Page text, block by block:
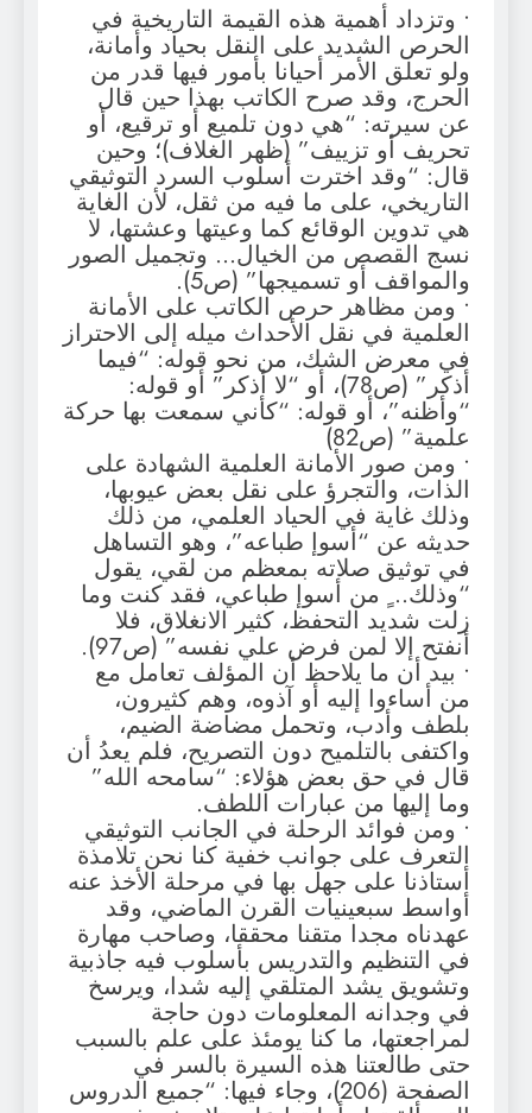
• وتزداد أهمية هذه القيمة التاريخية في
الحرص الشديد على النقل بحياد وأمانة،
ولو تعلق الأمر أحيانا بأمور فيها قدر من
الحرج، وقد صرح الكاتب بهذا حين قال
عن سيرته: “هي دون تلميع أو ترقيع، أو
تحريف أو تزييف” (ظهر الغلاف)؛ وحين
قال: “وقد اخترت أسلوب السرد التوثيقي
التاريخي، على ما فيه من ثقل، لأن الغاية
هي تدوين الوقائع كما وعيتها وعشتها، لا
نسج القصص من الخيال… وتجميل الصور
والمواقف أو تسميجها” (ص5).
• ومن مظاهر حرص الكاتب على الأمانة
العلمية في نقل الأحداث ميله إلى الاحتراز
في معرض الشك، من نحو قوله: “فيما
أذكر” (ص78)، أو “لا أذكر” أو قوله:
“وأظنه”، أو قوله: “كأني سمعت بها حركة
علمية” (ص82)
• ومن صور الأمانة العلمية الشهادة على
الذات، والتجرؤ على نقل بعض عيوبها،
وذلك غاية في الحياد العلمي، من ذلك
حديثه عن “أسوإ طباعه”، وهو التساهل
في توثيق صلاته بمعظم من لقي، يقول
“وذلك.. ٍ من أسوإ طباعي، فقد كنت وما
زلت شديد التحفظ، كثير الانغلاق، فلا
أنفتح إلا لمن فرض علي نفسه” (ص97).
• بيد أن ما يلاحظ أن المؤلف تعامل مع
من أساءوا إليه أو آذوه، وهم كثيرون،
بلطف وأدب، وتحمل مضاضة الضيم،
واكتفى بالتلميح دون التصريح، فلم يعدُ أن
قال في حق بعض هؤلاء: “سامحه الله”
وما إليها من عبارات اللطف.
• ومن فوائد الرحلة في الجانب التوثيقي
التعرف على جوانب خفية كنا نحن تلامذة
أستاذنا على جهل بها في مرحلة الأخذ عنه
أواسط سبعينيات القرن الماضي، وقد
عهدناه مجدا متقنا محققا، وصاحب مهارة
في التنظيم والتدريس بأسلوب فيه جاذبية
وتشويق يشد المتلقي إليه شدا، ويرسخ
في وجدانه المعلومات دون حاجة
لمراجعتها، ما كنا يومئذ على علم بالسبب
حتى طالعتنا هذه السيرة بالسر في
الصفحة (206)، وجاء فيها: “جميع الدروس